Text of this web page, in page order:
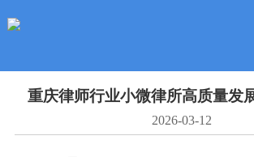
重庆律师行业小微律所高质量发
2026-03-12